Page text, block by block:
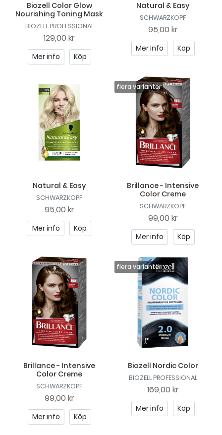
Biozell Color Glow
Nourishing Toning Mask
BIOZELL PROFESSIONAL
129,00 kr
Mer info Köp
Natural & Easy
SCHWARZKOPF
95,00 kr
Mer info Köp
Natural & Easy
SCHWARZKOPF
95,00 kr
Mer info Köp
Brillance - Intensive
Color Creme
SCHWARZKOPF
99,00 kr
Mer info Köp
Brillance - Intensive
Color Creme
SCHWARZKOPF
99,00 kr
Mer info Köp
Biozell Nordic Color
BIOZELL PROFESSIONAL
169,00 kr
Mer info Köp